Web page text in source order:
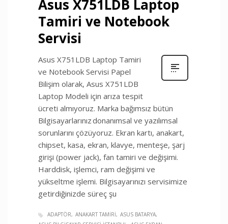
Asus X751LDB Laptop
Tamiri ve Notebook
Servisi
Asus X751LDB Laptop Tamiri
ve Notebook Servisi Papel
Bilişim olarak, Asus X751LDB
Laptop Modeli için arıza tespit
ücreti almıyoruz. Marka bağımsız bütün
Bilgisayarlarınız donanımsal ve yazılımsal
sorunlarını çözüyoruz. Ekran kartı, anakart,
chipset, kasa, ekran, klavye, menteşe, şarj
girişi (power jack), fan tamiri ve değişimi.
Harddisk, işlemci, ram değişimi ve
yükseltme işlemi. Bilgisayarınızı servisimize
getirdiğinizde süreç şu
ADAPTÖR ANAKART TAMIRI
ASUS BATARYA